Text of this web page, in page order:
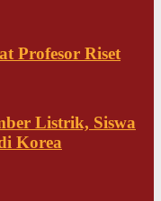
Profesor Riset
Listrik, Siswa
Korea